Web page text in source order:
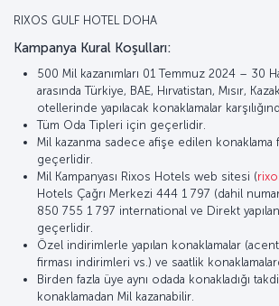
RIXOS GULF HOTEL DOHA
Kampanya Kural Koşulları:
500 Mil kazanımları 01 Temmuz 2024 – 30
arasında Türkiye, BAE, Hırvatistan, Mısır,
otellerinde yapılacak konaklamalar
Tüm Oda Tipleri için geçerlidir.
Mil kazanma sadece afişe edilen konaklama
geçerlidir.
Mil Kampanyası Rixos Hotels web sitesi (
Hotels Çağrı Merkezi 444 1 797 (dahil
850 755 1 797 international ve Direkt
geçerlidir.
Özel indirimlerle yapılan konaklamalar
firması indirimleri vs.) ve saatlik
Birden fazla üye aynı odada konakladığı
konaklamadan Mil kazanabilir.